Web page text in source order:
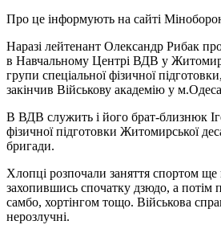
Про це інформують на сайті
Наразі лейтенант Олександр Рибак
в Навчальному Центрі ВДВ у
групи спеціальної фізичної
закінчив Військову академію у
В ВДВ служить і його брат-близнюк
фізичної підготовки Житомирської
бригади.
Хлопці розпочали заняття спортом ще
захопившись спочатку дзюдо, а потім
самбо, хортінгом тощо. Військова
нерозлучні.